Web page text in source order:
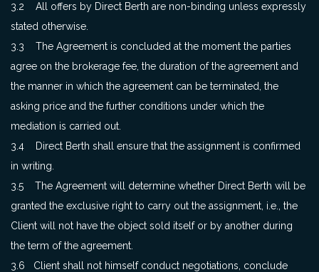
3.2 All offers by Direct Berth are non-binding unless expressly
stated otherwise.
3.3 The Agreement is concluded at the moment the parties
agree on the brokerage fee, the duration of the agreement and
the manner in which the agreement can be terminated, the
asking price and the further conditions under which the
mediation is carried out.
3.4 Direct Berth shall ensure that the assignment is confirmed
in writing.
3.5 The Agreement will determine whether Direct Berth will be
granted the exclusive right to carry out the assignment, i.e., the
Client will not have the object sold itself or by another during
the term of the agreement.
3.6 Client shall not himself conduct negotiations, conclude